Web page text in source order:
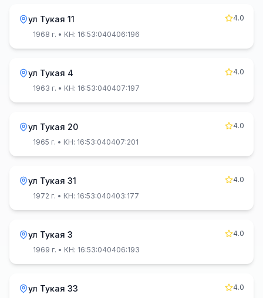
ул Тукая 11
4.0
1968 г. • КН: 16:53:040406:196
ул Тукая 4
4.0
1963 г. • КН: 16:53:040407:197
ул Тукая 20
4.0
1965 г. • КН: 16:53:040407:201
ул Тукая 31
4.0
1972 г. • КН: 16:53:040403:177
ул Тукая 3
4.0
1969 г. • КН: 16:53:040406:193
ул Тукая 33 4.0